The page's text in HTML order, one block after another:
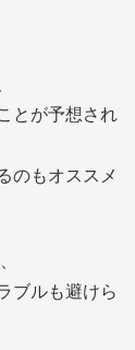
とが予想され
のもオススメ
ブルも避けら